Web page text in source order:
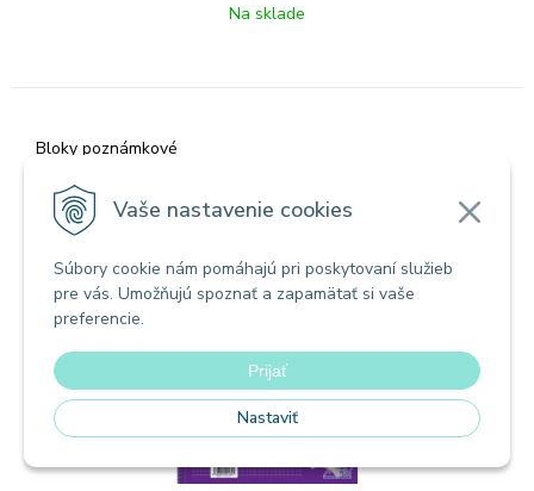
Vaše nastavenie cookies
Súbory cookie nám pomáhajú pri poskytovaní služieb
pre vás. Umožňujú spoznať a zapamätať si vaše
preferencie.
Prijať
Nastaviť
Na sklade
Bloky poznámkové
15085/2b BLOK COLLEGE A5 80 list.
ŠTVORČEKOVÝ 10/2400
Zľava -57%
Akcia